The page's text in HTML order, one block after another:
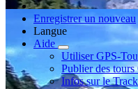
Enregistrer un nouveau
Langue
Aide
Utiliser GPS-
Publier des tours
Infos sur le